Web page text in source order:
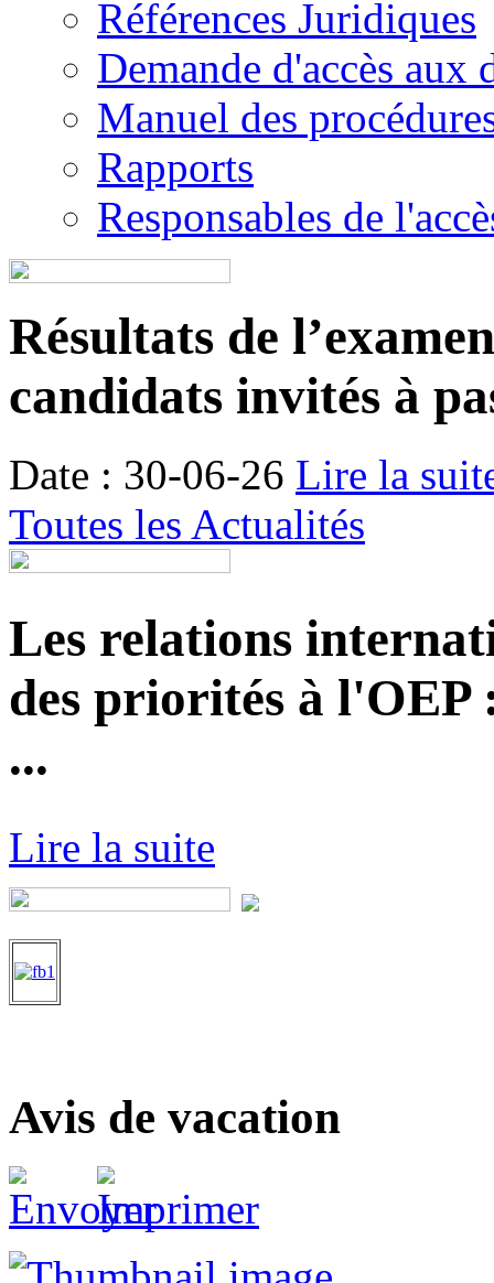
Références Juridiques
Demande d'accès aux
Manuel des
Rapports
Responsables de
Résultats de
candidats invités à
Date : 30-06-26 Lire la
Toutes les Actualités
Les relations
des priorités à
...
Lire la suite
Avis de vacation